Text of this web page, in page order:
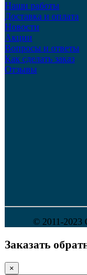
Наши работы
Доставка и оплата
Новости
Акции
Вопросы и ответы
Как сделать заказ
Отзывы
© 2011-2023
Заказать
×